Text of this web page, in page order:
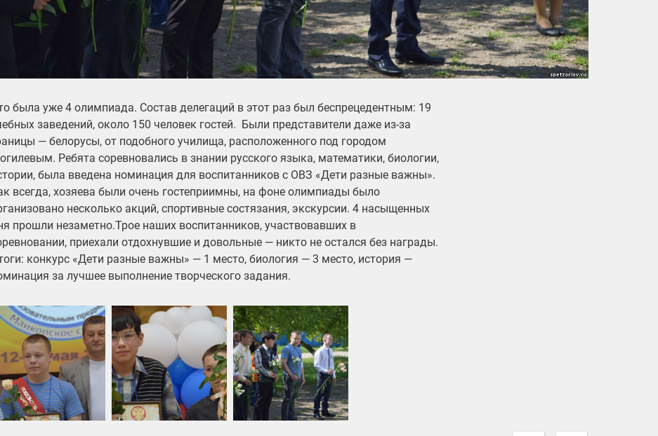
была уже 4 олимпиада. Состав делегаций в этот раз был беспрецедентным: 19
заведений, около 150 человек гостей. Были представители даже из-за
— белорусы, от подобного училища, расположенного под городом
Ребята соревновались в знании русского языка, математики, биологии,
была введена номинация для воспитанников с ОВЗ «Дети разные важны».
всегда, хозяева были очень гостеприимны, на фоне олимпиады было
несколько акций, спортивные состязания, экскурсии. 4 насыщенных
прошли незаметно.Трое наших воспитанников, участвовавших в
приехали отдохнувшие и довольные — никто не остался без награды.
конкурс «Дети разные важны» — 1 место, биология — 3 место, история —
за лучшее выполнение творческого задания.